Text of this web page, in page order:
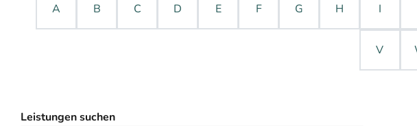
A B C D E F G H I
V
Leistungen suchen